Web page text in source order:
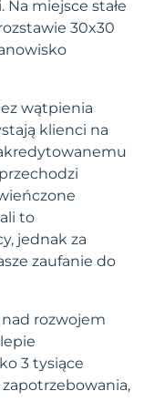
miejsce stałe
30x30
wątpienia
klienci na
to
jednak za
zaufanie do
rozwojem
3 tysiące